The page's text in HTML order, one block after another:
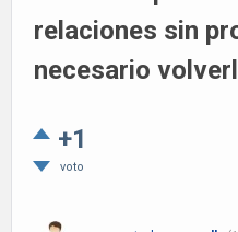
relaciones sin
necesario
+1
voto